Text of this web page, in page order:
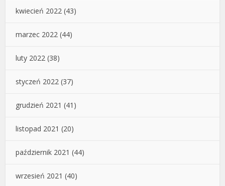
kwiecień 2022 (43)
marzec 2022 (44)
luty 2022 (38)
styczeń 2022 (37)
grudzień 2021 (41)
listopad 2021 (20)
październik 2021 (44)
wrzesień 2021 (40)